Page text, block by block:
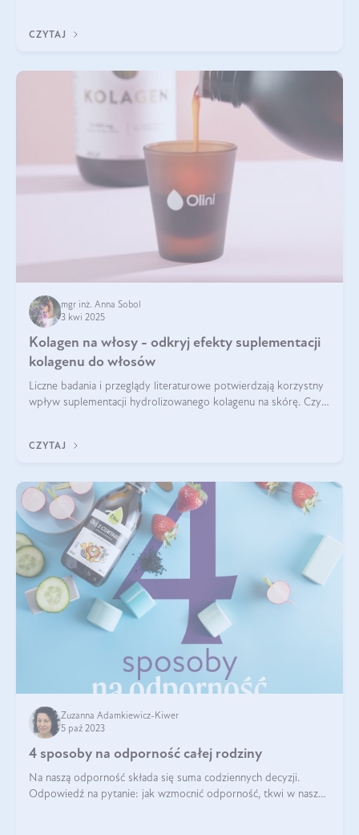
CZYTAJ
mgr inż. Anna Sobol
3 kwi 2025
Kolagen na włosy - odkryj efekty suplementacji
kolagenu do włosów
Liczne badania i przeglądy literaturowe potwierdzają korzystny
wpływ suplementacji hydrolizowanego kolagenu na skórę. Czy
CZYTAJ
Zuzanna Adamkiewicz-Kiwer
5 paź 2023
4 sposoby na odporność całej rodziny
Na naszą odporność składa się suma codziennych decyzji.
Odpowiedź na pytanie: jak wzmocnić odporność, tkwi w naszej